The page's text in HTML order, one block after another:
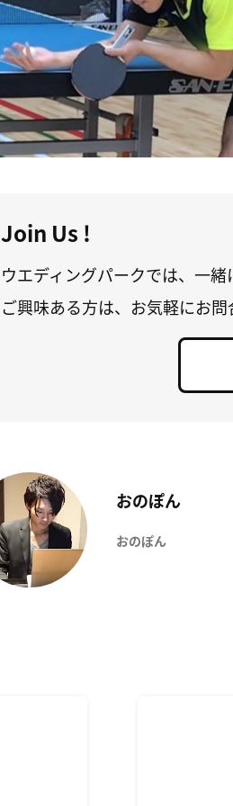
Join Us !
ウエディングパークでは、一
ご興味ある方は、お気軽にお
おのぽん
おのぽん